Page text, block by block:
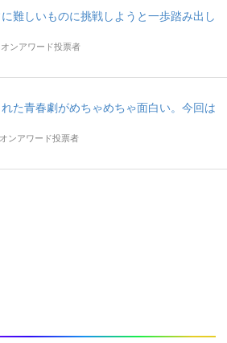
難しいものに挑戦しようと一歩踏み出し
ンアワード投票者
た青春劇がめちゃめちゃ面白い。今回は
ンアワード投票者